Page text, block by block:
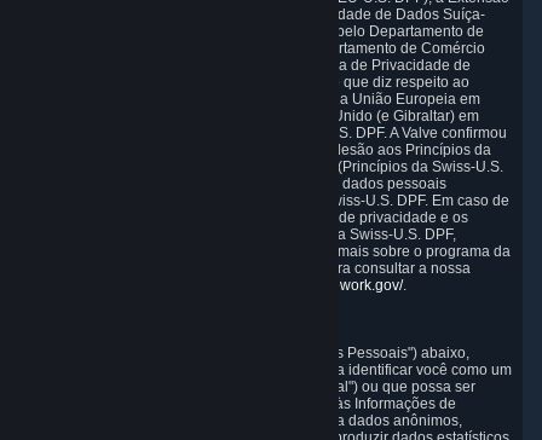
do RU da EU-U.S. DPF e a Estrutura de Privacidade de Dados Suíça-
EUA (Swiss-U.S. DPF), conforme estabelecido pelo Departamento de
Comércio dos EUA. A Valve confirmou ao Departamento de Comércio
dos EUA sua adesão aos Princípios da Estrutura de Privacidade de
Dados UE-EUA (Princípios da EU-U.S. DPF) no que diz respeito ao
processamento de dados pessoais recebidos da União Europeia em
conformidade com a EU-U.S. DPF e do Reino Unido (e Gibraltar) em
conformidade com a Extensão do RU da EU-U.S. DPF. A Valve confirmou
ao Departamento de Comércio dos EUA sua adesão aos Princípios da
Estrutura de Privacidade de Dados Suíça-EUA (Princípios da Swiss-U.S.
DPF) no que diz respeito ao processamento de dados pessoais
recebidos da Suíça em conformidade com a Swiss-U.S. DPF. Em caso de
qualquer conflito entre os termos desta política de privacidade e os
Princípios da EU-U.S. DPF e/ou os Princípios da Swiss-U.S. DPF,
prevalecerão os Princípios. Caso queira saber mais sobre o programa da
Estrutura de Privacidade de Dados (DPF), e para consultar a nossa
https://www.dataprivacyframework.gov/.
Quando falamos sobre dados pessoais ("Dados Pessoais") abaixo,
queremos dizer qualquer informação que possa identificar você como um
indivíduo ("Informações de Identificação Pessoal") ou que possa ser
associada a você indiretamente, vinculando-o às Informações de
Identificação Pessoal. A Valve também processa dados anônimos,